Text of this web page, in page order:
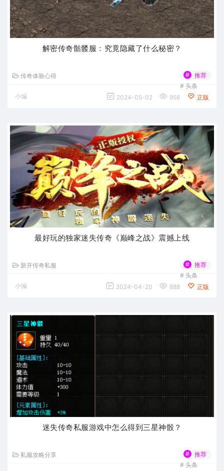
解密传奇骷髅服：究竟隐藏了什么秘密？
传奇体验心得 #
推荐
# 头条
小编
2024-05-02 956 正版
最好玩的独家迷失传奇《巅峰之战》震撼上线
新开传奇私服 #
推荐
# 头条
小编
2024-04-20 888 正版
迷失传奇私服游戏中怎么得到三星神骰？
私服攻略分享 #
推荐
# 头条